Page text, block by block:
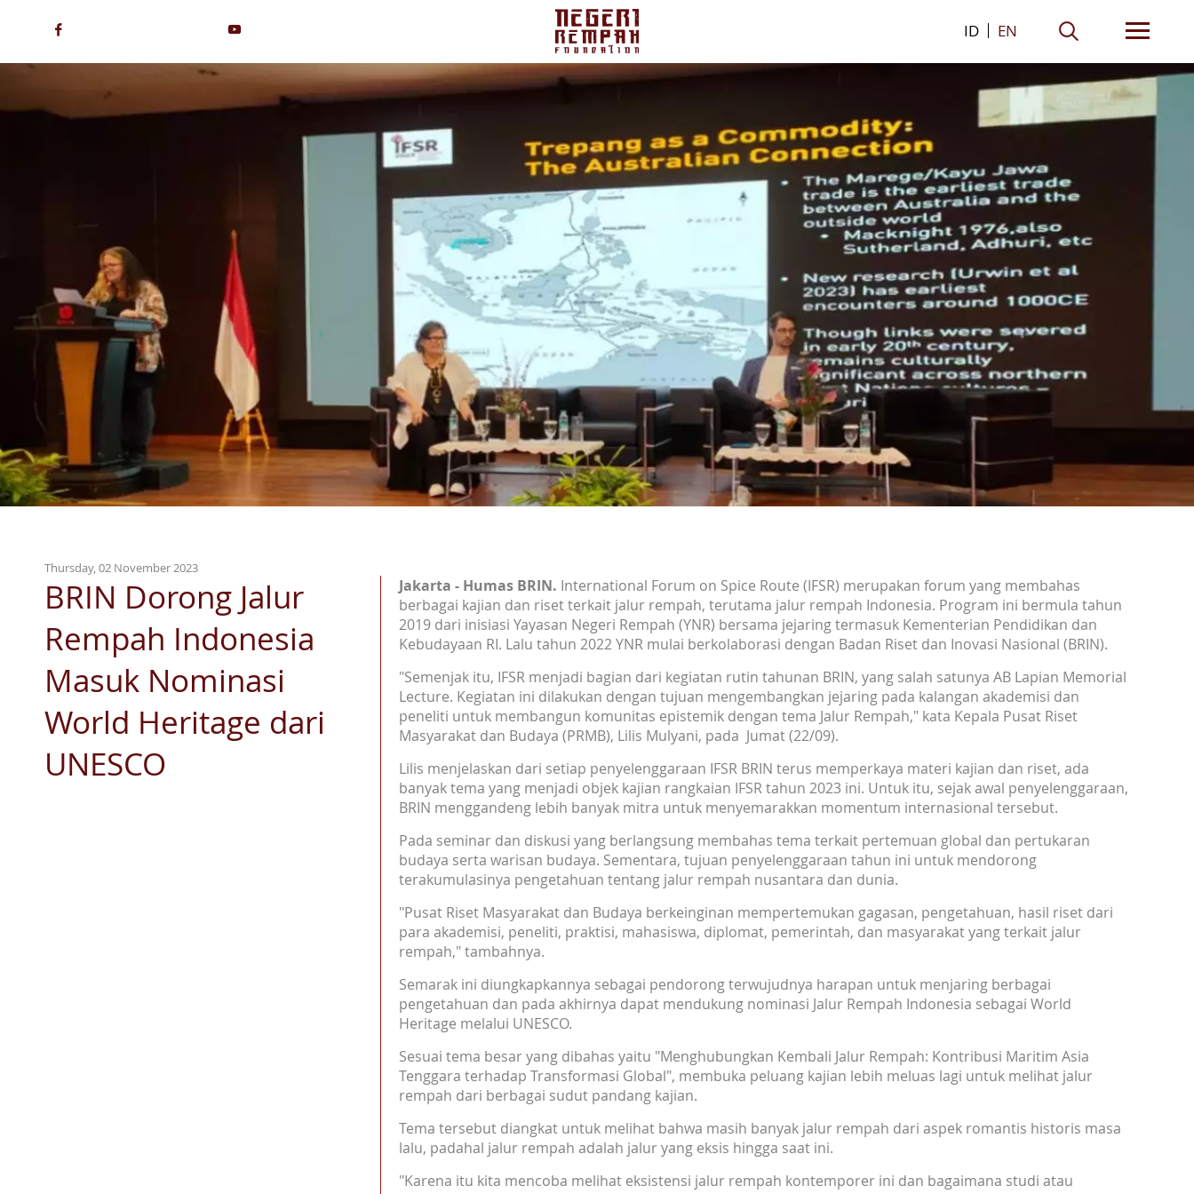
ID EN
Thursday, 02 November 2023
BRIN Dorong Jalur
Rempah Indonesia
Masuk Nominasi
World Heritage dari
UNESCO
Jakarta - Humas BRIN. International Forum on Spice Route (IFSR) merupakan forum yang membahas
berbagai kajian dan riset terkait jalur rempah, terutama jalur rempah Indonesia. Program ini bermula tahun
2019 dari inisiasi Yayasan Negeri Rempah (YNR) bersama jejaring termasuk Kementerian Pendidikan dan
Kebudayaan RI. Lalu tahun 2022 YNR mulai berkolaborasi dengan Badan Riset dan Inovasi Nasional (BRIN).
"Semenjak itu, IFSR menjadi bagian dari kegiatan rutin tahunan BRIN, yang salah satunya AB Lapian Memorial
Lecture. Kegiatan ini dilakukan dengan tujuan mengembangkan jejaring pada kalangan akademisi dan
peneliti untuk membangun komunitas epistemik dengan tema Jalur Rempah," kata Kepala Pusat Riset
Masyarakat dan Budaya (PRMB), Lilis Mulyani, pada Jumat (22/09).
Lilis menjelaskan dari setiap penyelenggaraan IFSR BRIN terus memperkaya materi kajian dan riset, ada
banyak tema yang menjadi objek kajian rangkaian IFSR tahun 2023 ini. Untuk itu, sejak awal penyelenggaraan,
BRIN menggandeng lebih banyak mitra untuk menyemarakkan momentum internasional tersebut.
Pada seminar dan diskusi yang berlangsung membahas tema terkait pertemuan global dan pertukaran
budaya serta warisan budaya. Sementara, tujuan penyelenggaraan tahun ini untuk mendorong
terakumulasinya pengetahuan tentang jalur rempah nusantara dan dunia.
"Pusat Riset Masyarakat dan Budaya berkeinginan mempertemukan gagasan, pengetahuan, hasil riset dari
para akademisi, peneliti, praktisi, mahasiswa, diplomat, pemerintah, dan masyarakat yang terkait jalur
rempah," tambahnya.
Semarak ini diungkapkannya sebagai pendorong terwujudnya harapan untuk menjaring berbagai
pengetahuan dan pada akhirnya dapat mendukung nominasi Jalur Rempah Indonesia sebagai World
Heritage melalui UNESCO.
Sesuai tema besar yang dibahas yaitu "Menghubungkan Kembali Jalur Rempah: Kontribusi Maritim Asia
Tenggara terhadap Transformasi Global", membuka peluang kajian lebih meluas lagi untuk melihat jalur
rempah dari berbagai sudut pandang kajian.
Tema tersebut diangkat untuk melihat bahwa masih banyak jalur rempah dari aspek romantis historis masa
lalu, padahal jalur rempah adalah jalur yang eksis hingga saat ini.
"Karena itu kita mencoba melihat eksistensi jalur rempah kontemporer ini dan bagaimana studi atau